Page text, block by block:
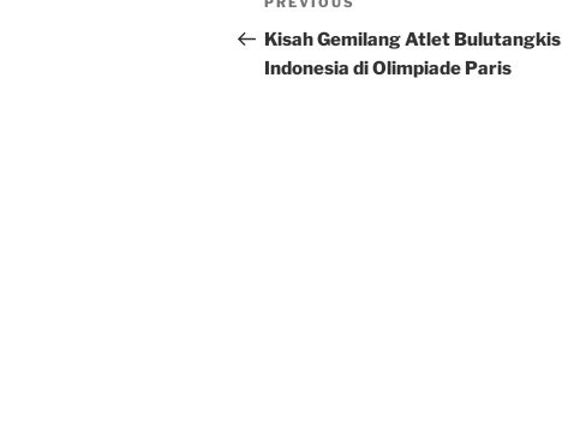
navigation
Previous
Post
Kisah Gemilang Atlet Bulutangkis
Indonesia di Olimpiade Paris